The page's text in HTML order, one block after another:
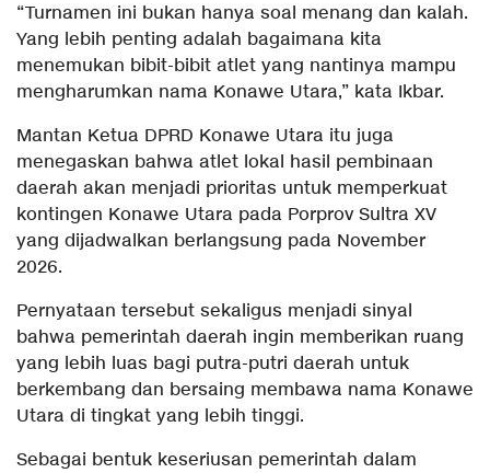
“Turnamen ini bukan hanya soal menang dan kalah.
Yang lebih penting adalah bagaimana kita
menemukan bibit-bibit atlet yang nantinya mampu
mengharumkan nama Konawe Utara,” kata Ikbar.
Mantan Ketua DPRD Konawe Utara itu juga
menegaskan bahwa atlet lokal hasil pembinaan
daerah akan menjadi prioritas untuk memperkuat
kontingen Konawe Utara pada Porprov Sultra XV
yang dijadwalkan berlangsung pada November
2026.
Pernyataan tersebut sekaligus menjadi sinyal
bahwa pemerintah daerah ingin memberikan ruang
yang lebih luas bagi putra-putri daerah untuk
berkembang dan bersaing membawa nama Konawe
Utara di tingkat yang lebih tinggi.
Sebagai bentuk keseriusan pemerintah dalam